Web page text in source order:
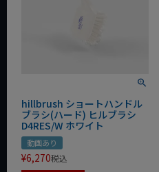
hillbrush ショートハンドル
ブラシ(ハード) ヒルブラシ
D4RES/W ホワイト
動画あり
¥6,270税込